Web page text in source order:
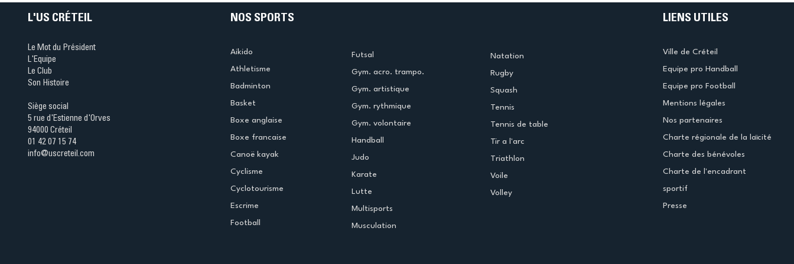
L'US CRÉTEIL
Le Mot du Président
L'Equipe
Le Club
Son Histoire
Siège social
5 rue d'Estienne d'Orves
94000 Créteil
01 42 07 15 74
info@uscreteil.com
NOS SPORTS
Aikido
Athletisme
Badminton
Basket
Boxe anglaise
Boxe francaise
Canoë kayak
Cyclisme
Cyclotourisme
Escrime
Football
Futsal
Gym. acro. trampo.
Gym. artistique
Gym. rythmique
Gym. volontaire
Handball
Judo
Karate
Lutte
Multisports
Musculation
Natation
Rugby
Squash
Tennis
Tennis de table
Tir a l'arc
Triathlon
Voile
Volley
LIENS UTILES
Ville de Créteil
Equipe pro Handball
Equipe pro Football
Mentions légales
Nos partenaires
Charte régionale de la laïcité
Charte des bénévoles
Charte de l'encadrant
sportif
Presse